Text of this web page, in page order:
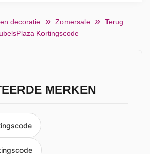
decoratie Zomersale
Terug
Kortingscode
MERKEN